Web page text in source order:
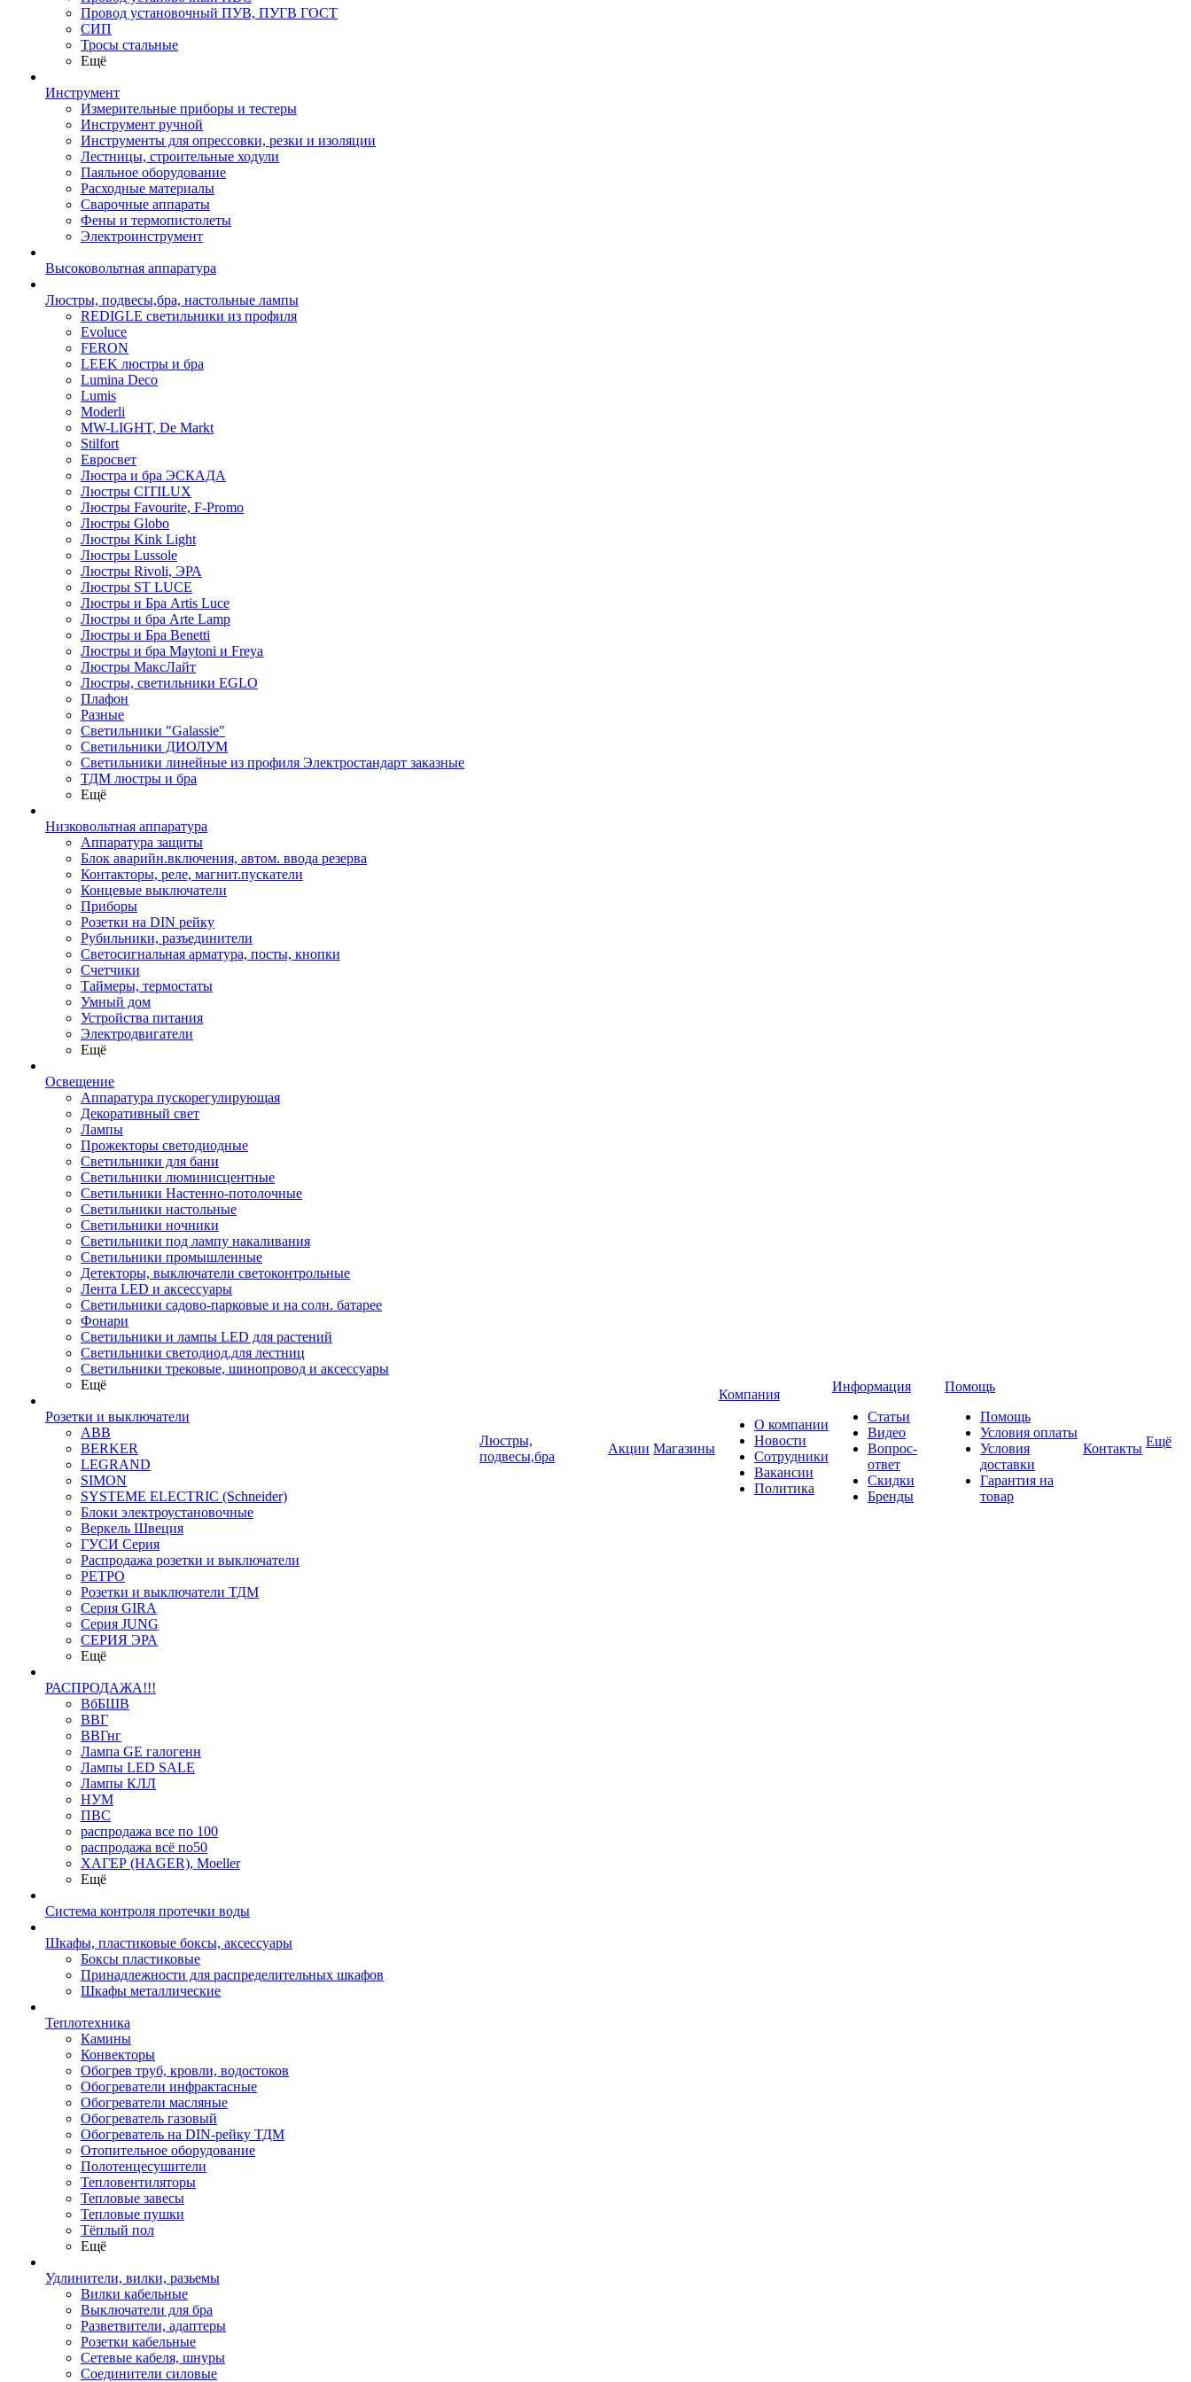
Провод установочный ПУВ, ПУГВ ГОСТ
СИП
Тросы стальные
Ещё
Инструмент
Измерительные приборы и тестеры
Инструмент ручной
Инструменты для опрессовки, резки и изоляции
Лестницы, строительные ходули
Паяльное оборудование
Расходные материалы
Сварочные аппараты
Фены и термопистолеты
Электроинструмент
Высоковольтная аппаратура
Люстры, подвесы,бра, настольные лампы
REDIGLE светильники из профиля
Evoluce
FERON
LEEK люстры и бра
Lumina Deco
Lumis
Moderli
MW-LIGHT, De Markt
Stilfort
Евросвет
Люстра и бра ЭСКАДА
Люстры CITILUX
Люстры Favourite, F-Promo
Люстры Globo
Люстры Kink Light
Люстры Lussole
Люстры Rivoli, ЭРА
Люстры ST LUCE
Люстры и Бра Artis Luce
Люстры и бра Arte Lamp
Люстры и Бра Benetti
Люстры и бра Maytoni и Freya
Люстры МаксЛайт
Люстры, светильники EGLO
Плафон
Разные
Светильники "Galassie"
Светильники ДИОЛУМ
Светильники линейные из профиля Электростандарт заказные
ТДМ люстры и бра
Ещё
Низковольтная аппаратура
Аппаратура защиты
Блок аварийн.включения, автом. ввода резерва
Контакторы, реле, магнит.пускатели
Концевые выключатели
Приборы
Розетки на DIN рейку
Рубильники, разъединители
Светосигнальная арматура, посты, кнопки
Счетчики
Таймеры, термостаты
Умный дом
Устройства питания
Электродвигатели
Ещё
Освещение
Аппаратура пускорегулирующая
Декоративный свет
Лампы
Прожекторы светодиодные
Светильники для бани
Светильники люминисцентные
Светильники Настенно-потолочные
Светильники настольные
Светильники ночники
Светильники под лампу накаливания
Светильники промышленные
Детекторы, выключатели светоконтрольные
Лента LED и аксессуары
Светильники садово-парковые и на солн. батарее
Фонари
Светильники и лампы LED для растений
Светильники светодиод.для лестниц
Светильники трековые, шинопровод и аксессуары
Ещё
Розетки и выключатели
ABB
BERKER
LEGRAND
SIMON
SYSTEME ELECTRIC (Schneider)
Блоки электроустановочные
Веркель Швеция
ГУСИ Серия
Распродажа розетки и выключатели
РЕТРО
Розетки и выключатели ТДМ
Серия GIRA
Серия JUNG
СЕРИЯ ЭРА
Ещё
РАСПРОДАЖА!!!
ВбБШВ
ВВГ
ВВГнг
Лампа GE галогенн
Лампы LED SALE
Лампы КЛЛ
НУМ
ПВС
распродажа все по 100
распродажа всё по50
ХАГЕР (HAGER), Moeller
Ещё
Система контроля протечки воды
Шкафы, пластиковые боксы, аксессуары
Боксы пластиковые
Принадлежности для распределительных шкафов
Шкафы металлические
Теплотехника
Камины
Конвекторы
Обогрев труб, кровли, водостоков
Обогреватели инфрактасные
Обогреватели масляные
Обогреватель газовый
Обогреватель на DIN-рейку ТДМ
Отопительное оборудование
Полотенцесушители
Тепловентиляторы
Тепловые завесы
Тепловые пушки
Тёплый пол
Ещё
Удлинители, вилки, разьемы
Вилки кабельные
Выключатели для бра
Разветвители, адаптеры
Розетки кабельные
Сетевые кабеля, шнуры
Соединители силовые
Люстры,
подвесы,бра
Акции Магазины
Компания
О компании
Новости
Сотрудники
Вакансии
Политика
Информация
Статьи
Видео
Вопрос-
ответ
Скидки
Бренды
Помощь
Помощь
Условия оплаты
Условия
доставки
Гарантия на
товар
Контакты Ещё